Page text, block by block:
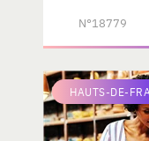
N°18779
HAUTS-DE-